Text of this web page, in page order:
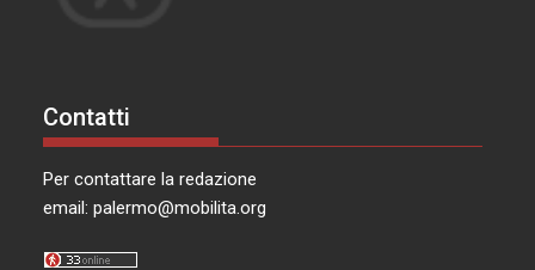
Contatti
Per contattare la redazione
email:palermo@mobilita.org